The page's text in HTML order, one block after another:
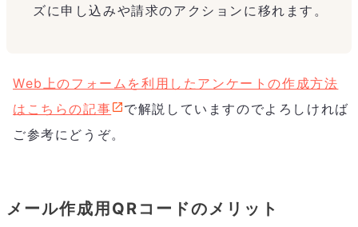
ズに申し込みや請求のアクションに移れます。
Web上のフォームを利用したアンケートの作成方法
はこちらの記事
で解説していますのでよろしければ
ご参考にどうぞ。
メール作成用QRコードのメリット